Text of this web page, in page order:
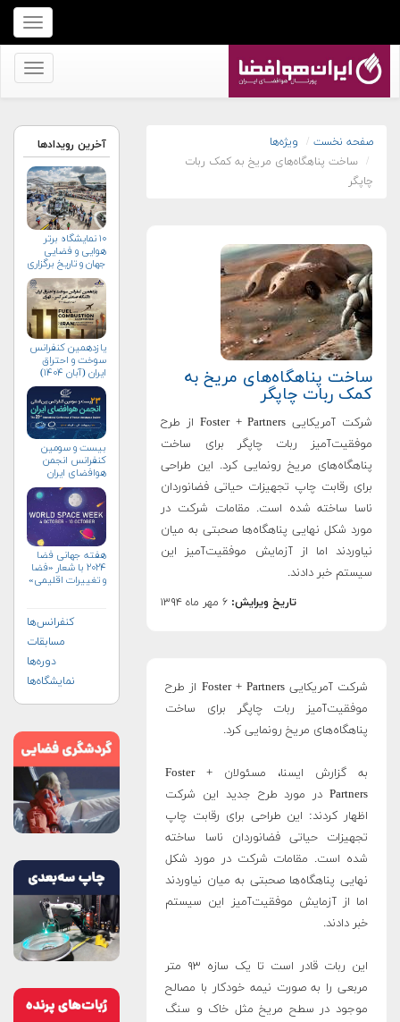
برای
نمایش
منو
برای
کنید
صفحه نخست
ویژه‌ها
ساخت پناهگاه‌های مریخ به کمک ربات
چاپگر
ساخت پناهگاه‌های مریخ به
کمک ربات چاپگر
شرکت آمریکایی Foster + Partners از طرح
موفقیت‌آمیز ربات چاپگر برای ساخت
پناهگاه‌های مریخ رونمایی کرد. این طراحی
برای رقابت چاپ تجهیزات حیاتی فضانوردان
ناسا ساخته شده است. مقامات شرکت در
مورد شکل نهایی پناهگاه‌ها صحبتی به میان
نیاوردند اما از آزمایش موفقیت‌آمیز این
سیستم خبر دادند.
تاریخ ویرایش: ۶ مهر ماه ۱۳۹۴
شرکت آمریکایی Foster + Partners از طرح
موفقیت‌آمیز ربات چاپگر برای ساخت
پناهگاه‌های مریخ رونمایی کرد.
به گزارش ایسنا، مسئولان Foster +
Partners در مورد طرح جدید این شرکت
اظهار کردند: این طراحی برای رقابت چاپ
تجهیزات حیاتی فضانوردان ناسا ساخته
شده است. مقامات شرکت در مورد شکل
نهایی پناهگاه‌ها صحبتی به میان نیاوردند
اما از آزمایش موفقیت‌آمیز این سیستم
خبر دادند.
این ربات قادر است تا یک سازه ۹۳ متر
مربعی را به صورت نیمه خودکار با مصالح
موجود در سطح مریخ مثل خاک و سنگ
آخرین رویدادها
۱۰ نمایشگاه برتر
هوایی و فضایی
جهان و تاریخ برگزاری
آن‌ها
یازدهمین کنفرانس
سوخت و احتراق
ایران (آبان‌ ۱۴۰۴)
بیست و سومین
کنفرانس انجمن
هوافضای ايران
هفته جهانی فضا
۲۰۲۴ با شعار «فضا
و تغییرات اقلیمی»
کنفرانس‌ها
مسابقات
دوره‌ها
نمایشگاه‌ها